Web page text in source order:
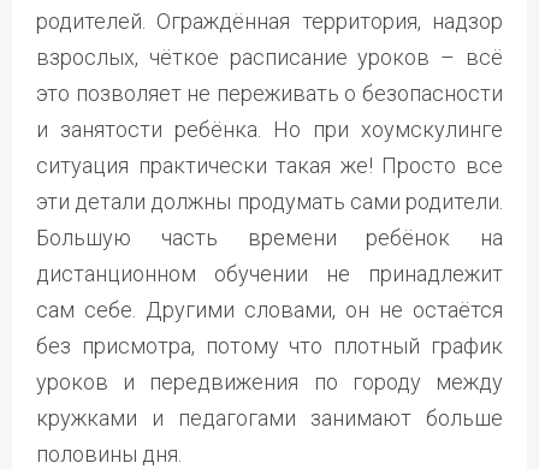
родителей. Ограждённая территория, надзор
взрослых, чёткое расписание уроков – всё
это позволяет не переживать о безопасности
и занятости ребёнка. Но при хоумскулинге
ситуация практически такая же! Просто все
эти детали должны продумать сами родители.
Большую часть времени ребёнок на
дистанционном обучении не принадлежит
сам себе. Другими словами, он не остаётся
без присмотра, потому что плотный график
уроков и передвижения по городу между
кружками и педагогами занимают больше
половины дня.